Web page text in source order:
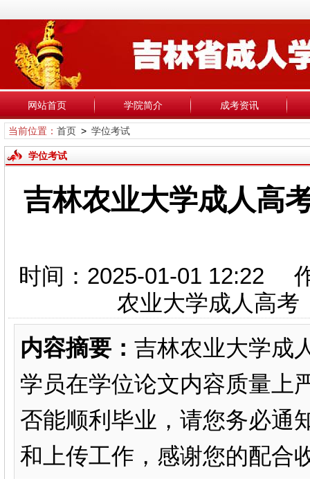
网站首页 学院简介 成考资讯
当前位置： 首页> 学位考试
学位考试
吉林农业大学成人高
时间：2025-01-01 12:22
农业大学成人高
内容摘要： 吉林农业大学成
学员在学位论文内容质量上
否能顺利毕业，请您务必通
和上传工作，感谢您的配合